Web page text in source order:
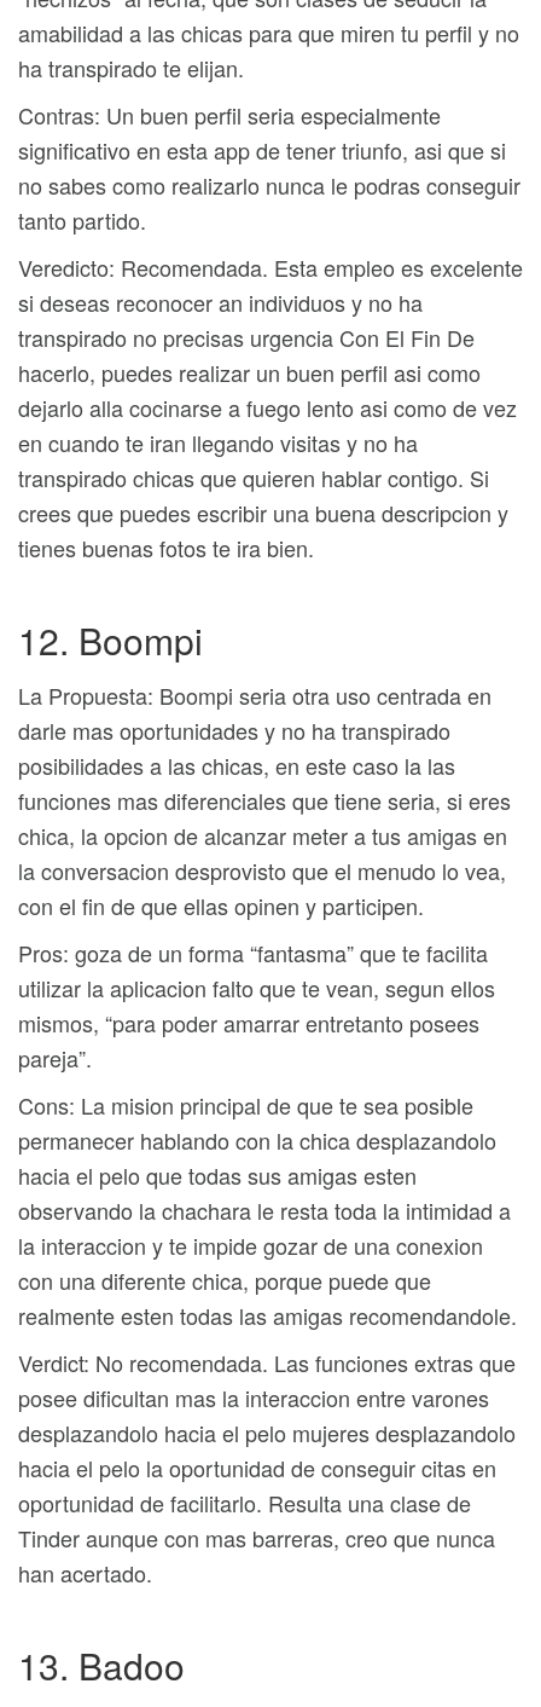
amabilidad a las chicas para que miren tu perfil y no
ha transpirado te elijan.
Contras: Un buen perfil seri­a especialmente
significativo en esta app de tener triunfo, asi que si
no sabes como realizarlo nunca le podras conseguir
tanto partido.
Veredicto: Recomendada. Esta empleo es excelente
si deseas reconocer an individuos y no ha
transpirado no precisas urgencia Con El Fin De
hacerlo, puedes realizar un buen perfil asi­ como
dejarlo alla cocinarse a fuego lento asi­ como de vez
en cuando te iran llegando visitas y no ha
transpirado chicas que quieren hablar contigo. Si
crees que puedes escribir una buena descripcion y
tienes buenas fotos te ira bien.
12. Boompi
La Propuesta: Boompi seri­a otra uso centrada en
darle mas oportunidades y no ha transpirado
posibilidades a las chicas, en este caso la las
funciones mas diferenciales que tiene seri­a, si eres
chica, la opcion de alcanzar meter a tus amigas en
la conversacion desprovisto que el menudo lo vea,
con el fin de que ellas opinen y participen.
Pros: goza de un forma “fantasma” que te facilita
utilizar la aplicacion falto que te vean, segun ellos
mismos, “para poder amarrar entretanto posees
pareja”.
Cons: La mision principal de que te sea posible
permanecer hablando con la chica desplazandolo
hacia el pelo que todas sus amigas esten
observando la chachara le resta toda la intimidad a
la interaccion y te impide gozar de una conexion
con una diferente chica, porque puede que
realmente esten todas las amigas recomendandole.
Verdict: No recomendada. Las funciones extras que
posee dificultan mas la interaccion entre varones
desplazandolo hacia el pelo mujeres desplazandolo
hacia el pelo la oportunidad de conseguir citas en
oportunidad de facilitarlo. Resulta una clase de
Tinder aunque con mas barreras, creo que nunca
han acertado.
13. Badoo